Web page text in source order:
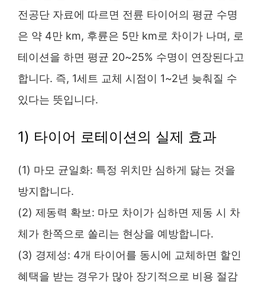
전공단 자료에 따르면 전륜 타이어의 평균 수명
은 약 4만 km, 후륜은 5만 km로 차이가 나며, 로
테이션을 하면 평균 20~25% 수명이 연장된다고
합니다. 즉, 1세트 교체 시점이 1~2년 늦춰질 수
있다는 뜻입니다.
1) 타이어 로테이션의 실제 효과
(1) 마모 균일화: 특정 위치만 심하게 닳는 것을
방지합니다.
(2) 제동력 확보: 마모 차이가 심하면 제동 시 차
체가 한쪽으로 쏠리는 현상을 예방합니다.
(3) 경제성: 4개 타이어를 동시에 교체하면 할인
혜택을 받는 경우가 많아 장기적으로 비용 절감